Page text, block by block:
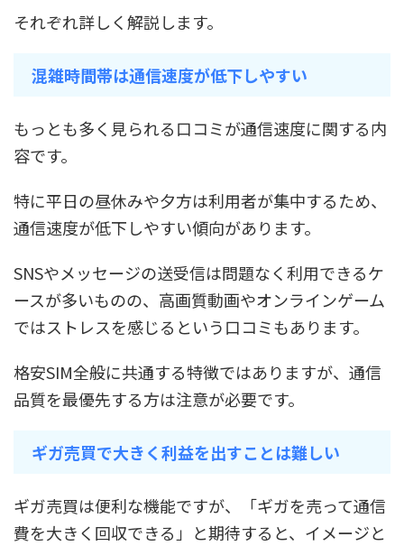
それぞれ詳しく解説します。
混雑時間帯は通信速度が低下しやすい
もっとも多く見られる口コミが通信速度に関する内
容です。
特に平日の昼休みや夕方は利用者が集中するため、
通信速度が低下しやすい傾向があります。
SNSやメッセージの送受信は問題なく利用できるケ
ースが多いものの、高画質動画やオンラインゲーム
ではストレスを感じるという口コミもあります。
格安SIM全般に共通する特徴ではありますが、通信
品質を最優先する方は注意が必要です。
ギガ売買で大きく利益を出すことは難しい
ギガ売買は便利な機能ですが、「ギガを売って通信
費を大きく回収できる」と期待すると、イメージと